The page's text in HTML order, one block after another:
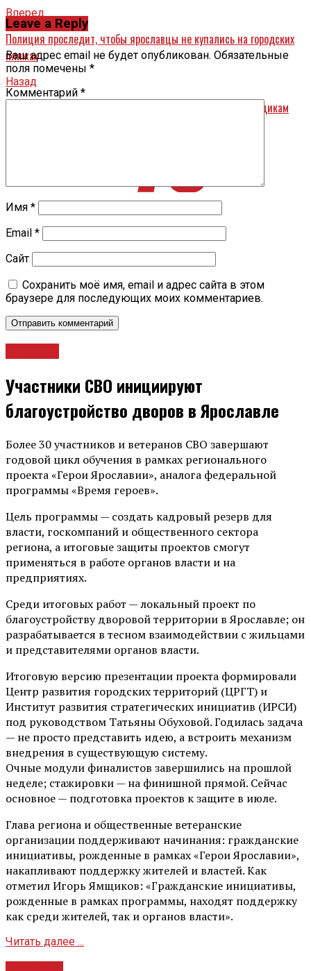
Вперед
Полиция проследит, чтобы ярославцы не купались на городских
пляжах
Назад
«Самые вкусные бургеры» не понравились антимонопольщикам
Leave a Reply
Ваш адрес email не будет опубликован. Обязательные
поля помечены *
Комментарий *
Имя *
Email *
Сайт
Сохранить моё имя, email и адрес сайта в этом
браузере для последующих моих комментариев.
Участники СВО инициируют
благоустройство дворов в Ярославле
Более 30 участников и ветеранов СВО завершают
годовой цикл обучения в рамках регионального
проекта «Герои Ярославии», аналога федеральной
программы «Время героев».
Цель программы — создать кадровый резерв для
власти, госкомпаний и общественного сектора
региона, а итоговые защиты проектов смогут
применяться в работе органов власти и на
предприятиях.
Среди итоговых работ — локальный проект по
благоустройству дворовой территории в Ярославле; он
разрабатывается в тесном взаимодействии с жильцами
и представителями органов власти.
Итоговую версию презентации проекта формировали
Центр развития городских территорий (ЦРГТ) и
Институт развития стратегических инициатив (ИРСИ)
под руководством Татьяны Обуховой. Годилась задача
— не просто представить идею, а встроить механизм
внедрения в существующую систему.
Очные модули финалистов завершились на прошлой
неделе; стажировки — на финишной прямой. Сейчас
основное — подготовка проектов к защите в июле.
Глава региона и общественные ветеранские
организации поддерживают начинания: гражданские
инициативы, рожденные в рамках «Герои Ярославии»,
накапливают поддержку жителей и властей. Как
отметил Игорь Ямщиков: «Гражданские инициативы,
рожденные в рамках программы, находят поддержку
как среди жителей, так и органов власти».
Читать далее ...